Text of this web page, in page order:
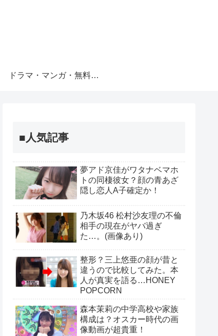
ドラマ・マンガ・無料視聴
■人気記事
夢アド京佳がワタナベマホ
トの同棲彼女？顔の青あざ
隠し恋人A子確定か！
乃木坂46 松村沙友理の不倫
相手の現在がヤバ過ぎ
た…。(画像あり)
整形？三上悠亜の顔が昔と
違うので比較してみた。本
人が真実を語る…HONEY
POPCORN
森本茉莉の中学高校や家族
構成は？オスカー時代の画
像動画が超貴重！